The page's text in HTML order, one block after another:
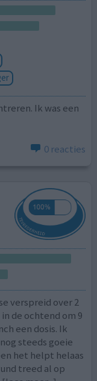
Ik was een
0 reacties
verspreid over 2
in de ochtend om 9
een dosis. Ik
steeds goeie
het helpt helaas
treed al op